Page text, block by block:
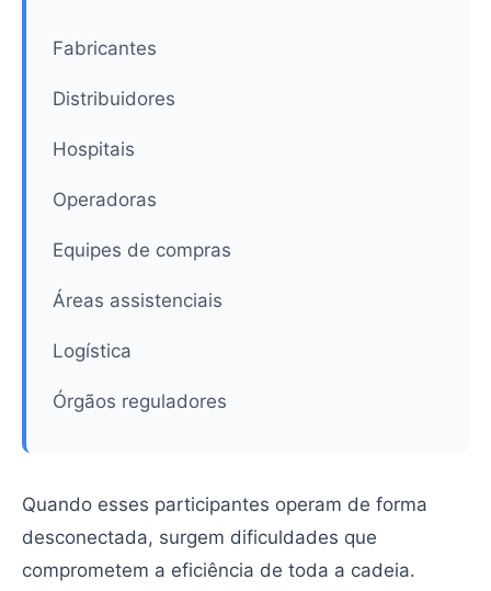
Fabricantes
Distribuidores
Hospitais
Operadoras
Equipes de compras
Áreas assistenciais
Logística
Órgãos reguladores
Quando esses participantes operam de forma
desconectada, surgem dificuldades que
comprometem a eficiência de toda a cadeia.